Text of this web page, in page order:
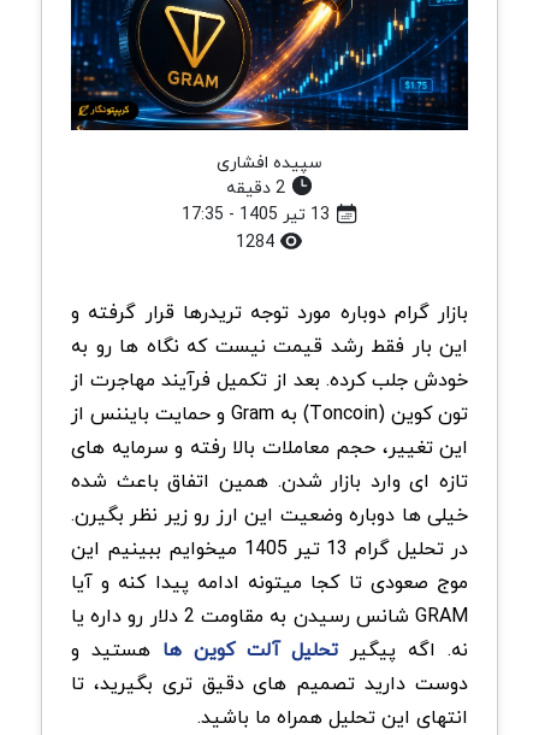
سپیده افشاری
2 دقیقه
بازار گرام دوباره مورد توجه تریدرها قرار گرفته و
این بار فقط رشد قیمت نیست که نگاه ها رو به
خودش جلب کرده. بعد از تکمیل فرآیند مهاجرت از
تون کوین (Toncoin)‌ به Gram و حمایت بایننس از
این تغییر، حجم معاملات بالا رفته و سرمایه های
تازه ای وارد بازار شدن. همین اتفاق باعث شده
خیلی ها دوباره وضعیت این ارز رو زیر نظر بگیرن.
در تحلیل گرام 13 تیر 1405 میخوایم ببینیم این
موج صعودی تا کجا میتونه ادامه پیدا کنه و آیا
GRAM شانس رسیدن به مقاومت 2 دلار رو داره یا
نه. اگه پیگیر تحلیل آلت کوین ها هستید و
دوست دارید تصمیم های دقیق تری بگیرید، تا
انتهای این تحلیل همراه ما باشید.